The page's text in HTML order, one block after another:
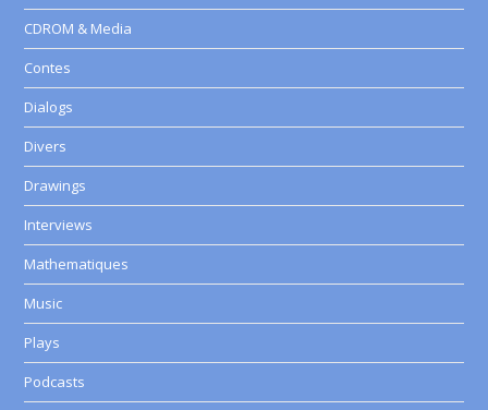
CDROM & Media
Contes
Dialogs
Divers
Drawings
Interviews
Mathematiques
Music
Plays
Podcasts